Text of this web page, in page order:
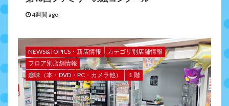
4週間 ago
NEWS&TOPICS・新店情報
カテゴリ別店舗情報
フロア別店舗情報
趣味（本・DVD・PC・カメラ他）
１階